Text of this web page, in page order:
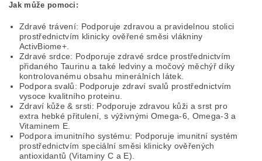
Jak může pomoci:
Zdravé trávení: Podporuje zdravou a pravidelnou stolici
prostřednictvím klinicky ověřené směsi vlákniny
ActivBiome+.
Zdravé srdce: Podporuje zdravé srdce prostřednictvím
přidaného Taurinu a také ledviny a močový měchýř díky
kontrolovanému obsahu minerálních látek.
Podpora svalů: Podporuje zdraví svalů prostřednictvím
vysoce kvalitního proteinu.
Zdraví kůže & srsti: Podporuje zdravou kůži a srst pro
extra hebké přitulení, s výživnými Omega-6, Omega-3 a
Vitaminem E.
Podpora imunitního systému: Podporuje imunitní systém
prostřednictvím speciální směsi klinicky ověřených
antioxidantů (Vitaminy C a E).